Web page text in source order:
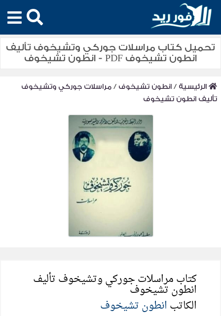
تحميل كتاب مراسلات جوركي وتشيخوف تأليف
انطون تشيخوف PDF - انطون تشيخوف
الرئيسية /انطون تشيخوف /مراسلات جوركي وتشيخوف
تأليف انطون تشيخوف
كتاب مراسلات جوركي وتشيخوف تأليف
انطون تشيخوف
الكاتب انطون تشيخوف